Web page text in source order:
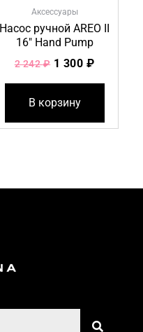
Аксессуары
Насос ручной AREO II
16″ Hand Pump
2 242₽ 1 300 ₽
В корзину